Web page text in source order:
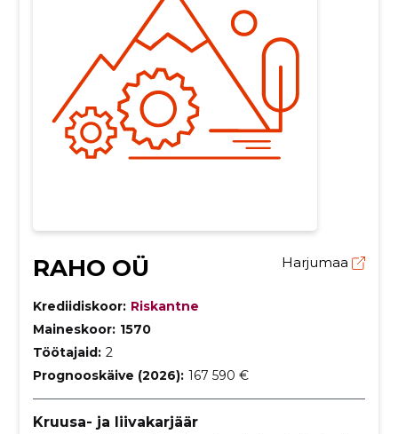
RAHO OÜ Harjumaa
Krediidiskoor: Riskantne
Maineskoor: 1570
Töötajaid: 2
Prognooskäive (2026): 167 590 €
Kruusa- ja liivakarjäär